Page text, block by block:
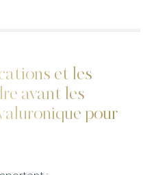
et les
avant les
pour